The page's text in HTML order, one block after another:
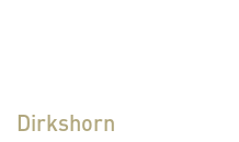
Dirkshorn